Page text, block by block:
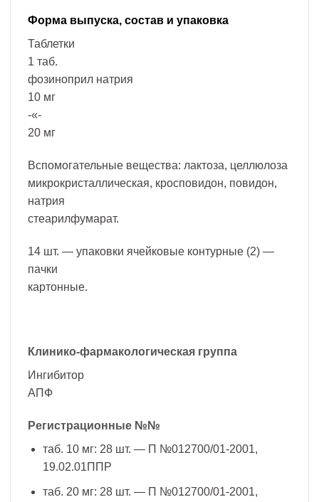
Форма выпуска, состав и упаковка
Таблетки
1 таб.
фозиноприл натрия
10 мг
-«-
20 мг
Вспомогательные вещества: лактоза, целлюлоза
микрокристаллическая, кросповидон, повидон,
натрия
стеарилфумарат.
14 шт. — упаковки ячейковые контурные (2) —
пачки
картонные.
Клинико-фармакологическая группа
Ингибитор
АПФ
Регистрационные №№
таб. 10 мг: 28 шт. — П №012700/01-2001,
19.02.01ППР
таб. 20 мг: 28 шт. — П №012700/01-2001,